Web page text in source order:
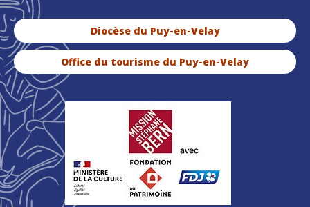
Diocèse du Puy-en-Velay
Office du tourisme du Puy-en-Velay